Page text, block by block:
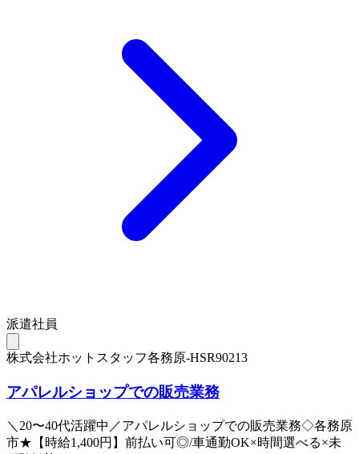
派遣社員
株式会社ホットスタッフ各務原-HSR90213
アパレルショップでの販売業務
＼20〜40代活躍中／アパレルショップでの販売業務◇各務原
市★【時給1,400円】前払い可◎/車通勤OK×時間選べる×未